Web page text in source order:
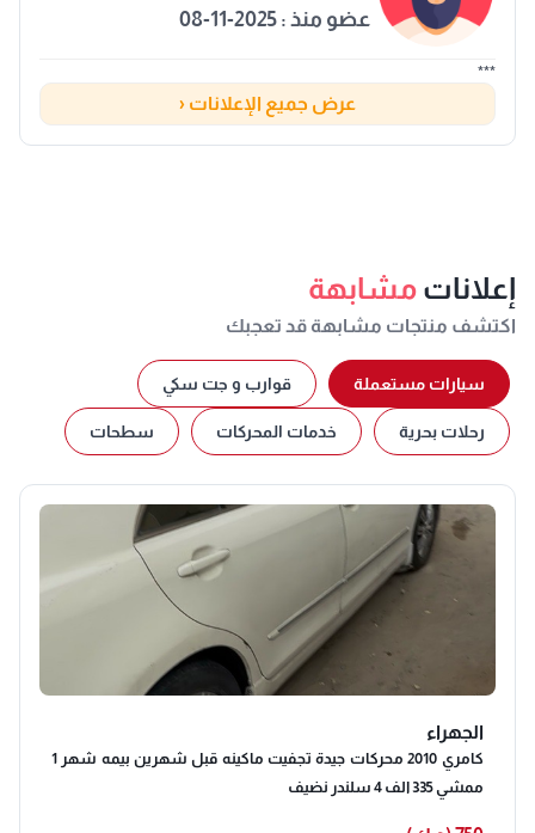
عضو منذ : 2025-11-08
***
عرض جميع الإعلانات ‹
إعلانات مشابهة
اكتشف منتجات مشابهة قد تعجبك
سيارات مستعملة قوارب و جت سكي
رحلات بحرية خدمات المحركات سطحات
الجهراء
كامري 2010 محركات جيدة تجفيت ماكينه قبل شهرين بيمه شهر 1
ممشي 335 الف 4 سلندر نضيف